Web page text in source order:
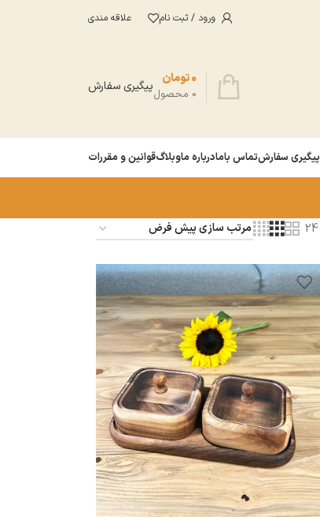
ورود / ثبت نام علاقه مندی
0 محصول
0تومان پیگیری سفارش
پیگیری سفارشتماس بامادرباره ماوبلاگقوانین و مقررات
24